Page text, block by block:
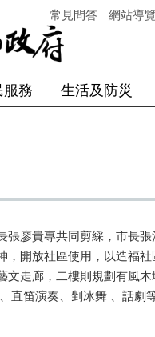
常見問答 網站導
服務 生活及防災
廖貴專共同剪綵，市長
開放社區使用，以造福
走廊，二樓則規劃有風
直笛演奏、剉冰舞 、話劇